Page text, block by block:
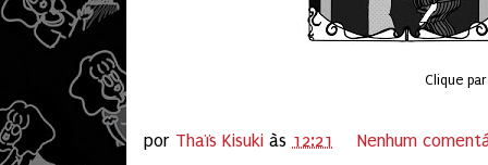
Clique
por Thaïs Kisuki às 12:21 Nenhum